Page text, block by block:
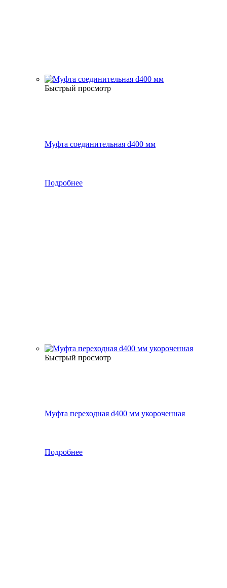
Быстрый просмотр
Муфта соединительная d400 мм
Подробнее
Быстрый просмотр
Муфта переходная d400 мм укороченная
Подробнее